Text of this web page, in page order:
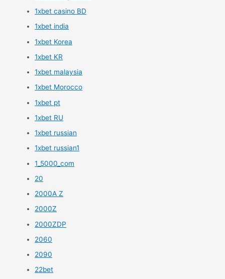
1xbet casino BD
1xbet india
1xbet Korea
1xbet KR
1xbet malaysia
1xbet Morocco
1xbet pt
1xbet RU
1xbet russian
1xbet russian1
1_5000_com
20
2000A Z
2000Z
2000ZDP
2060
2090
22bet